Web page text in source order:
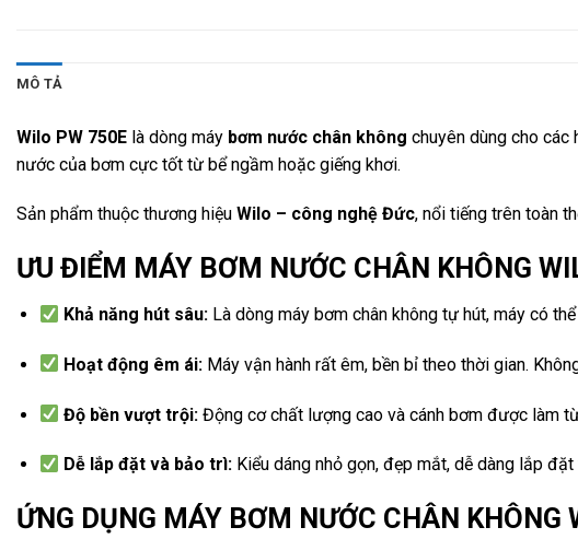
MÔ TẢ
Wilo PW 750E là dòng máy bơm nước chân không chuyên dùng cho các
nước của bơm cực tốt từ bể ngầm hoặc giếng khơi.
Sản phẩm thuộc thương hiệu Wilo – công nghệ Đức, nổi tiếng trên toàn
ƯU ĐIỂM MÁY BƠM NƯỚC CHÂN KHÔNG
Khả năng hút sâu: Là dòng máy bơm chân không tự hút, máy có
Hoạt động êm ái: Máy vận hành rất êm, bền bỉ theo thời gian.
Độ bền vượt trội: Động cơ chất lượng cao và cánh bơm được làm
Dễ lắp đặt và bảo trì: Kiểu dáng nhỏ gọn, đẹp mắt, dễ dàng lắp
ỨNG DỤNG MÁY BƠM NƯỚC CHÂN KHÔNG